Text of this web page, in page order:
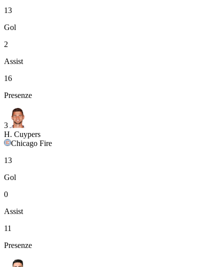
13
Gol
2
Assist
16
Presenze
3
H. Cuypers
Chicago Fire
13
Gol
0
Assist
11
Presenze